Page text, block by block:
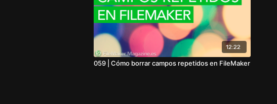
12:22
059 | Cómo borrar campos repetidos en FileMaker